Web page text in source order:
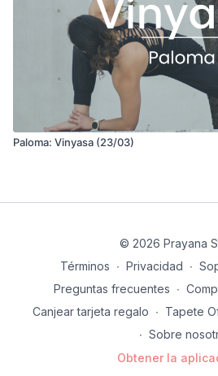
Paloma: Vinyasa (23/03)
© 2026 Prayana
Términos ∙ Privacidad ∙
Preguntas frecuentes ∙
Canjear tarjeta regalo ∙ Tapete
∙ Sobre
Obtener la